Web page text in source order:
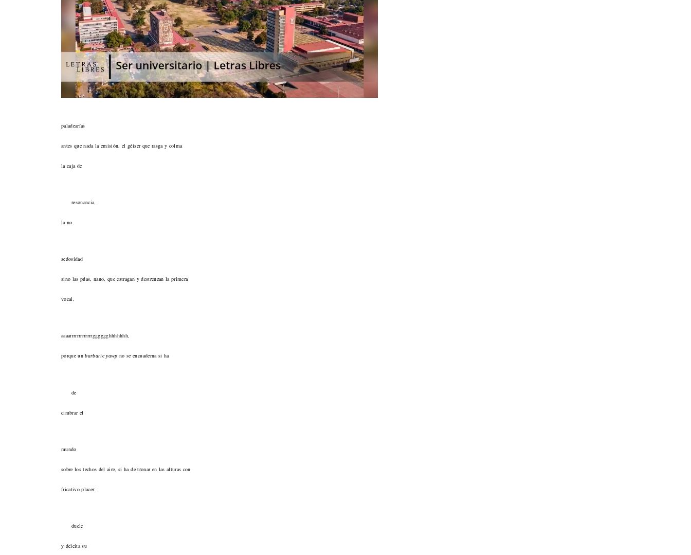
paladearías
antes que nada la emisión, el géiser que rasga y colma
la caja de
resonancia,
la no
sedosidad
sino las púas, nano, que estragan y destrenzan la primera
vocal,
aaaarrrrrrrrrrrrrgggggghhhhhhh,
porque unbarbaric yawp no se encuaderna si ha
de
cimbrar el
mundo
sobre los techos del aire, si ha de tronar en las alturas con
fricativo placer:
duele
y deleita su